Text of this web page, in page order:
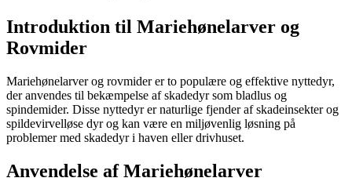
Introduktion til Mariehønelarver og
Rovmider
Mariehønelarver og rovmider er to populære og effektive nyttedyr,
der anvendes til bekæmpelse af skadedyr som bladlus og
spindemider. Disse nyttedyr er naturlige fjender af skadeinsekter og
spildevirvelløse dyr og kan være en miljøvenlig løsning på
problemer med skadedyr i haven eller drivhuset.
Anvendelse af Mariehønelarver